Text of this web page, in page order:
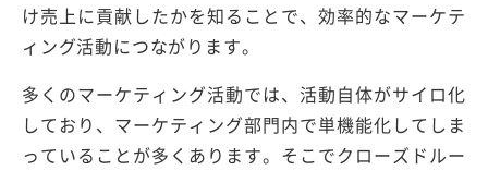
け売上に貢献したかを知ることで、効率的なマーケテ
ィング活動につながります。
多くのマーケティング活動では、活動自体がサイロ化
しており、マーケティング部門内で単機能化してしま
っていることが多くあります。そこでクローズドルー